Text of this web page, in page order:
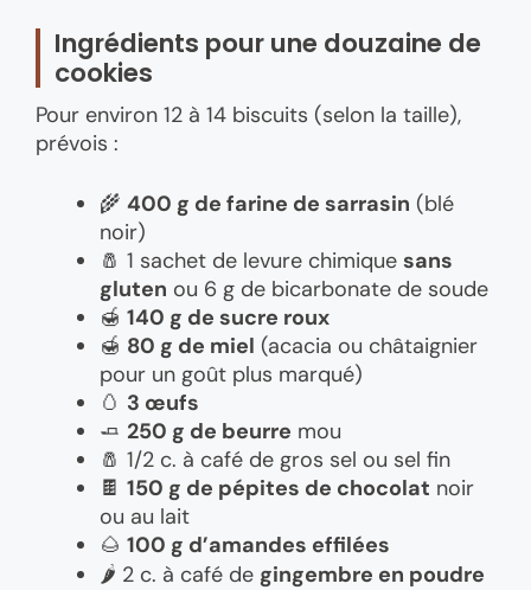
Ingrédients pour une douzaine de
cookies
Pour environ 12 à 14 biscuits (selon la taille),
prévois :
🌾 400 g de farine de sarrasin (blé
noir)
🧂 1 sachet de levure chimique sans
gluten ou 6 g de bicarbonate de soude
🍯 140 g de sucre roux
🍯 80 g de miel (acacia ou châtaignier
pour un goût plus marqué)
🥚 3 œufs
🧈 250 g de beurre mou
🧂 1/2 c. à café de gros sel ou sel fin
🍫 150 g de pépites de chocolat noir
ou au lait
🌰 100 g d’amandes effilées
🌶️ 2 c. à café de gingembre en poudre